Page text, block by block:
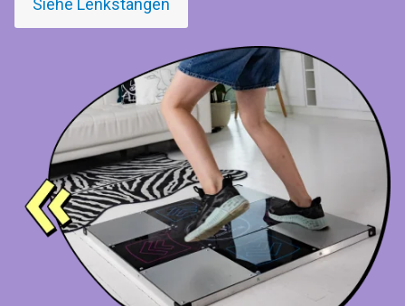
Siehe Lenkstangen